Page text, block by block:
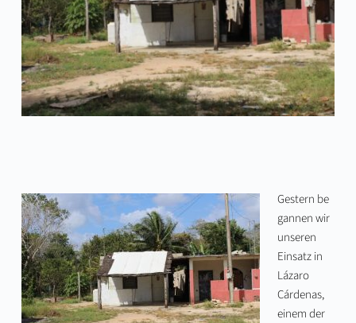
Gestern be
gannen wir
unseren
Einsatz in
Lázaro
Cárdenas,
einem der